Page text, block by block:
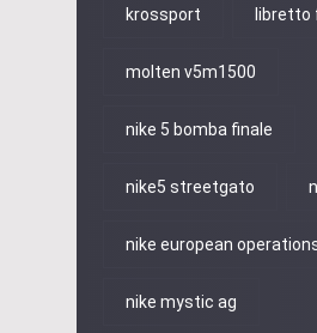
krossport libretto
molten v5m1500
nike 5 bomba finale
nike5 streetgato
nike european
nike mystic ag